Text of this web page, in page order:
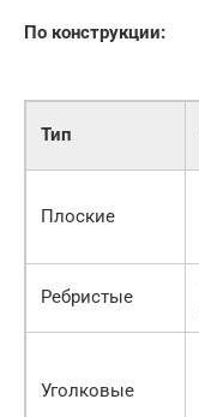
По конструкции:
Тип
Плоские
Ребристые
Уголковые